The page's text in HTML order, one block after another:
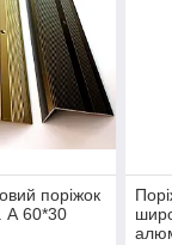
поріжок
60*30